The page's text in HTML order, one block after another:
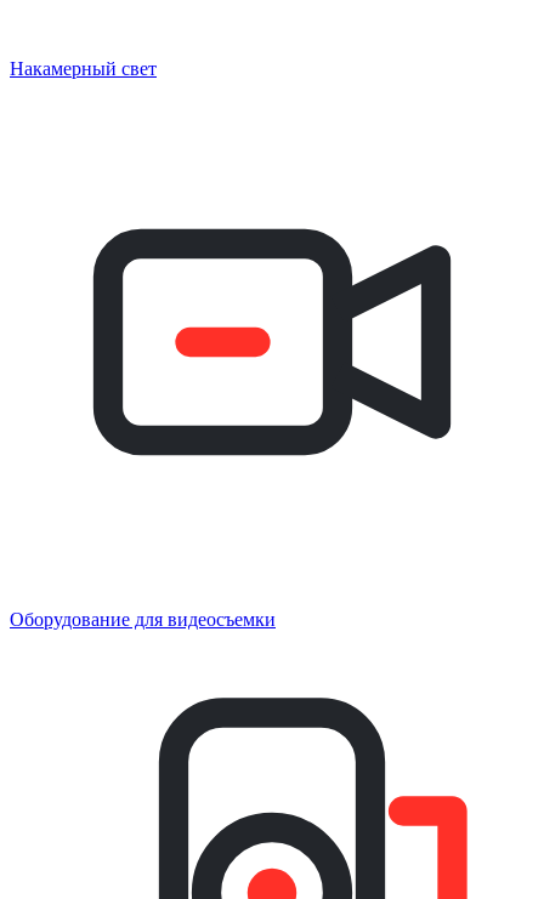
Накамерный свет
Оборудование для видеосъемки